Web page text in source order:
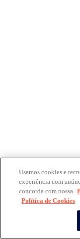
Usamos cookies e
experiência com
concorda com nossa
Política de Cookies